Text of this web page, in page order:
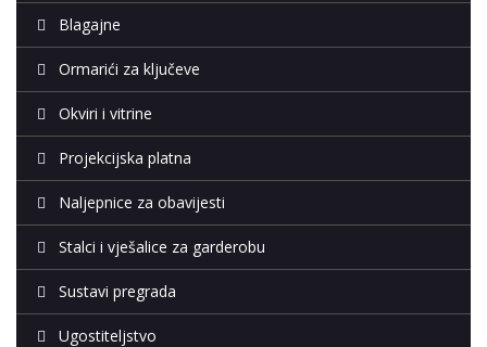
Blagajne
Ormarići za ključeve
Okviri i vitrine
Projekcijska platna
Naljepnice za obavijesti
Stalci i vješalice za garderobu
Sustavi pregrada
Ugostiteljstvo